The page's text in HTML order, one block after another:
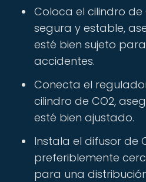
Coloca el cilindro de
segura y estable,
esté bien sujeto
accidentes.
Conecta el
cilindro de CO2,
esté bien ajustado.
Instala el difusor de
preferiblemente
para una